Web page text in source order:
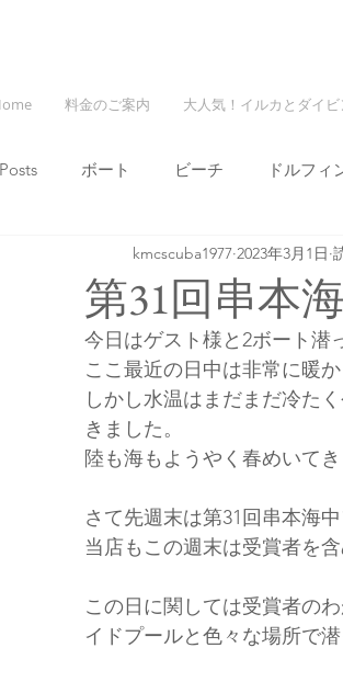
料金のご案内 大人気！イルカとダイ
ボート ビーチ ドルフィ
第31回串本
kmcscuba1977 2023年3月1日
今日はゲスト様と2ボート潜
ここ最近の日中は非常に暖
しかし水温はまだまだ冷た
きました。
陸も海もようやく春めいてき
さて先週末は第31回串本海
当店もこの週末は受賞者を
この日に関しては受賞者の
イドプールと色々な場所で潜